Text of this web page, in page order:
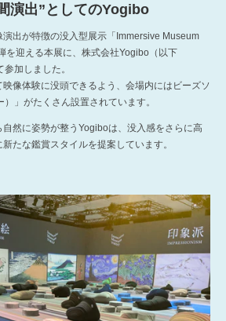
演出”としてのYogibo
出が特徴の没入型展示「Immersive Museum
を迎える本展に、株式会社Yogibo（以下
加しました。
像体験に没頭できるよう、会場内にはビーズソ
」がたくさん設置されています。
然に姿勢が整うYogiboは、没入感をさらに高
たな鑑賞スタイルを提案しています。